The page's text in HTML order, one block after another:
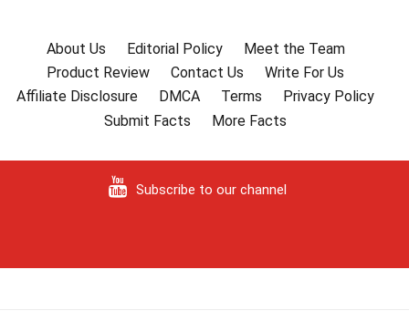
About Us Editorial Policy
Meet the Team
Product Review
Contact Us
Write For Us
Affiliate Disclosure
DMCA Terms
Privacy Policy
Submit Facts
More Facts
Subscribe to our channel